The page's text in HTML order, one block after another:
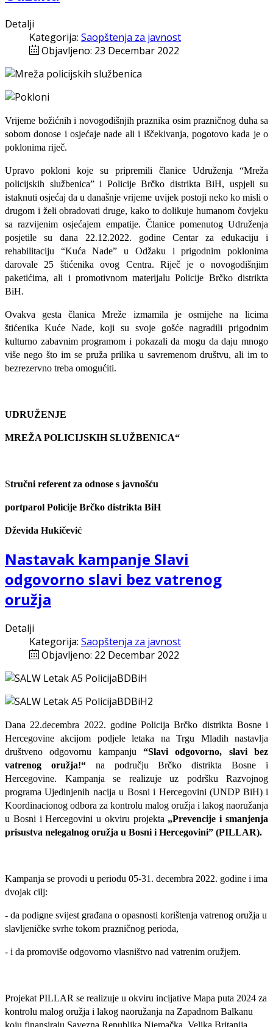
Detalji
Kategorija: Saopštenja za javnost
Objavljeno: 23 Decembar 2022
Vrijeme božićnih i novogodišnjih praznika osim prazničnog duha sa
sobom donose i osjećaje nade ali i iščekivanja, pogotovo kada je o
poklonima riječ.
Upravo pokloni koje su pripremili članice Udruženja “Mreža
policijskih službenica” i Policije Brčko distrikta BiH, uspjeli su
istaknuti osjećaj da u današnje vrijeme uvijek postoji neko ko misli o
drugom i želi obradovati druge, kako to dolikuje humanom čovjeku
sa razvijenim osjećajem empatije. Članice pomenutog Udruženja
posjetile su dana 22.12.2022. godine Centar za edukaciju i
rehabilitaciju “Kuća Nade” u Odžaku i prigodnim poklonima
darovale 25 štićenika ovog Centra. Riječ je o novogodišnjim
paketićima, ali i promotivnom materijalu Policije Brčko distrikta
BiH.
Ovakva gesta članica Mreže izmamila je osmijehe na licima
štićenika Kuće Nade, koji su svoje gošće nagradili prigodnim
kulturno zabavnim programom i pokazali da mogu da daju mnogo
više nego što im se pruža prilika u savremenom društvu, ali im to
bezrezervno treba omogućiti.
UDRUŽENJE
MREŽA POLICIJSKIH SLUŽBENICA“
Stručni referent za odnose s javnošću
portparol Policije Brčko distrikta BiH
Dževida Hukičević
Nastavak kampanje Slavi
odgovorno slavi bez vatrenog
oružja
Detalji
Kategorija: Saopštenja za javnost
Objavljeno: 22 Decembar 2022
Dana 22.decembra 2022. godine Policija Brčko distrikta Bosne i
Hercegovine akcijom podjele letaka na Trgu Mladih nastavlja
društveno odgovornu kampanju “Slavi odgovorno, slavi bez
vatrenog oružja!“na području Brčko distrikta Bosne i
Hercegovine. Kampanja se realizuje uz podršku Razvojnog
programa Ujedinjenih nacija u Bosni i Hercegovini (UNDP BiH) i
Koordinacionog odbora za kontrolu malog oružja i lakog naoružanja
u Bosni i Hercegovini u okviru projekta „Prevencije i smanjenja
prisustva nelegalnog oružja u Bosni i Hercegovini” (PILLAR).
Kampanja se provodi u periodu 05-31. decembra 2022. godine i ima
dvojak cilj:
- da podigne svijest građana o opasnosti korištenja vatrenog oružja u
slavljeničke svrhe tokom prazničnog perioda,
- i da promoviše odgovorno vlasništvo nad vatrenim oružjem.
Projekat PILLAR se realizuje u okviru incijative Mapa puta 2024 za
kontrolu malog oružja i lakog naoružanja na Zapadnom Balkanu
koju finansiraju Savezna Republika Njemačka, Velika Britanija,